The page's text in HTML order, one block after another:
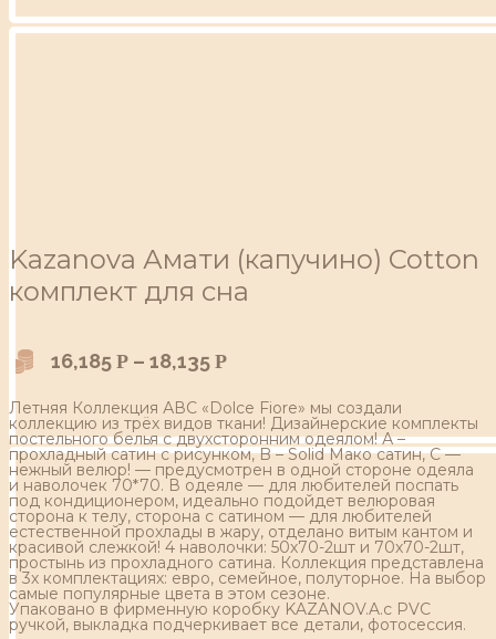
Kazanova Амати (капучино) Cotton
комплект для сна
16,185 Р – 18,135 Р
Летняя Коллекция АВС «Dolce Fiore» мы создали
коллекцию из трёх видов ткани! Дизайнерские комплекты
постельного белья с двухсторонним одеялом! А –
прохладный сатин с рисунком, B – Solid Мако сатин, С —
нежный велюр! — предусмотрен в одной стороне одеяла
и наволочек 70*70. В одеяле — для любителей поспать
под кондиционером, идеально подойдет велюровая
сторона к телу, сторона с сатином — для любителей
естественной прохлады в жару, отделано витым кантом и
красивой слежкой! 4 наволочки: 50х70-2шт и 70х70-2шт,
простынь из прохладного сатина. Коллекция представлена
в 3х комплектациях: евро, семейное, полуторное. На выбор
самые популярные цвета в этом сезоне.
Упаковано в фирменную коробку KAZANOV.A.с PVC
ручкой, выкладка подчеркивает все детали, фотосессия.